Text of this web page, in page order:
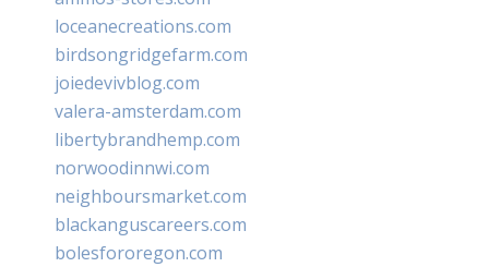
loceanecreations.com
birdsongridgefarm.com
joiedevivblog.com
valera-amsterdam.com
libertybrandhemp.com
norwoodinnwi.com
neighboursmarket.com
blackanguscareers.com
bolesfororegon.com